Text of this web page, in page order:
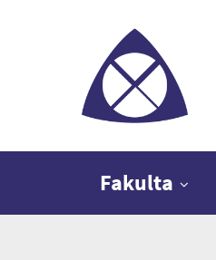
Fakulta